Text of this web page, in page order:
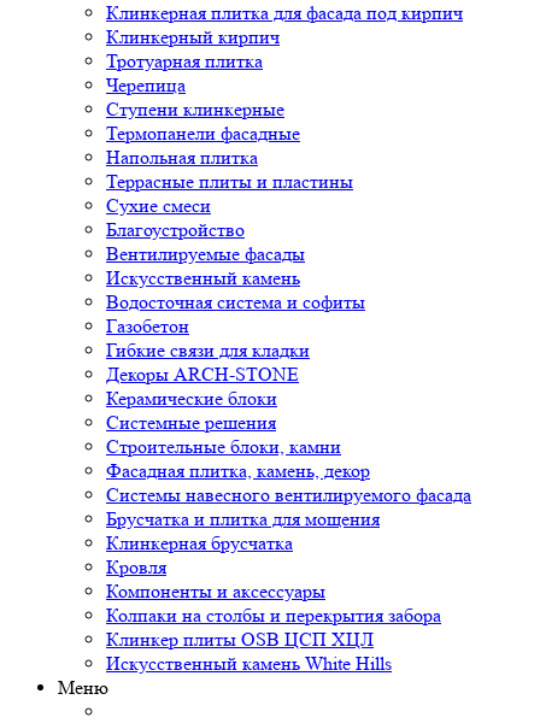
Клинкерная плитка для фасада под кирпич
Клинкерный кирпич
Тротуарная плитка
Черепица
Ступени клинкерные
Термопанели фасадные
Напольная плитка
Террасные плиты и пластины
Сухие смеси
Благоустройство
Вентилируемые фасады
Искусственный камень
Водосточная система и софиты
Газобетон
Гибкие связи для кладки
Декоры ARCH-STONE
Керамические блоки
Системные решения
Строительные блоки, камни
Фасадная плитка, камень, декор
Системы навесного вентилируемого фасада
Брусчатка и плитка для мощения
Клинкерная брусчатка
Кровля
Компоненты и аксессуары
Колпаки на столбы и перекрытия забора
Клинкер плиты OSB ЦСП ХЦЛ
Искусственный камень White Hills
Меню